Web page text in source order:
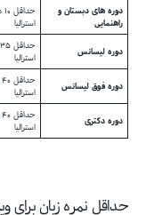
دوره های دبستان و
راهنمایی
استرالیا
دوره لیسانس
استرالیا
دوره فوق لیسانس
استرالیا
دوره دکتری
استرالیا
حداقل نمره زبان برای